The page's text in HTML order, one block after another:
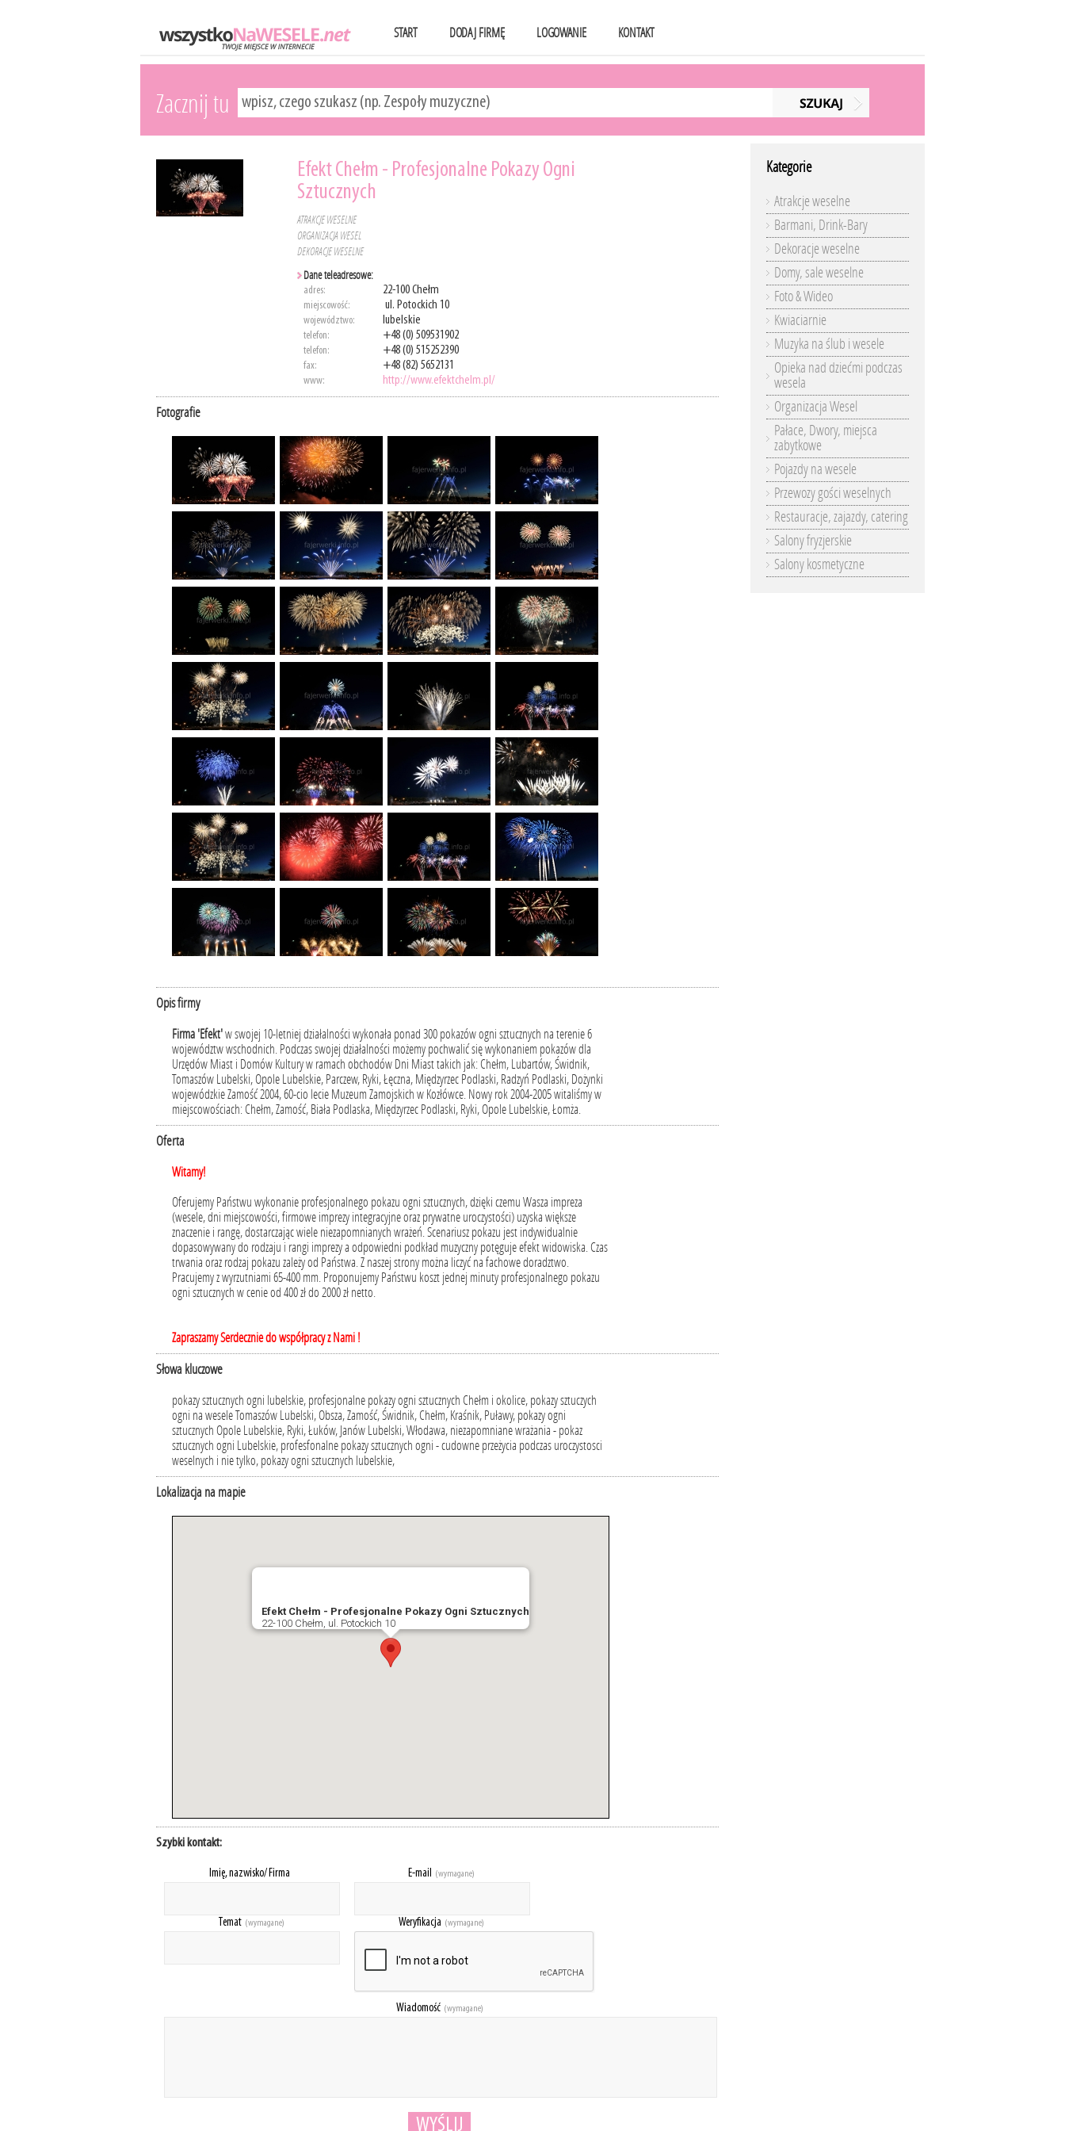
START DODAJ FIRMĘ LOGOWANIE KONTAKT
Zacznij tu
Efekt Chełm - Profesjonalne Pokazy Ogni
Sztucznych
ATRAKCJE WESELNE
ORGANIZACJA WESEL
DEKORACJE WESELNE
Dane teleadresowe:
adres: 22-100 Chełm
miejscowość: ul. Potockich 10
województwo: lubelskie
telefon: +48 (0) 509531902
telefon: +48 (0) 515252390
fax: +48 (82) 5652131
www: http://www.efektchelm.pl/
Fotografie
Opis firmy
Firma 'Efekt'w swojej 10-letniej działalności wykonała ponad 300 pokazów ogni sztucznych na terenie 6
województw wschodnich. Podczas swojej działalności możemy pochwalić się wykonaniem pokazów dla
Urzędów Miast i Domów Kultury w ramach obchodów Dni Miast takich jak: Chełm, Lubartów, Świdnik,
Tomaszów Lubelski, Opole Lubelskie, Parczew, Ryki, Łęczna, Międzyrzec Podlaski, Radzyń Podlaski, Dożynki
wojewódzkie Zamość 2004, 60-cio lecie Muzeum Zamojskich w Kozłówce. Nowy rok 2004-2005 witaliśmy w
miejscowościach: Chełm, Zamość, Biała Podlaska, Międzyrzec Podlaski, Ryki, Opole Lubelskie, Łomża.
Oferta
Witamy!
Oferujemy Państwu wykonanie profesjonalnego pokazu ogni sztucznych, dzięki czemu Wasza impreza
(wesele, dni miejscowości, firmowe imprezy integracyjne oraz prywatne uroczystości) uzyska większe
znaczenie i rangę, dostarczając wiele niezapomnianych wrażeń. Scenariusz pokazu jest indywidualnie
dopasowywany do rodzaju i rangi imprezy a odpowiedni podkład muzyczny potęguje efekt widowiska. Czas
trwania oraz rodzaj pokazu zależy od Państwa. Z naszej strony można liczyć na fachowe doradztwo.
Pracujemy z wyrzutniami 65-400 mm. Proponujemy Państwu koszt jednej minuty profesjonalnego pokazu
ogni sztucznych w cenie od 400 zł do 2000 zł netto.
Zapraszamy Serdecznie do współpracy z Nami !
Słowa kluczowe
pokazy sztucznych ogni lubelskie, profesjonalne pokazy ogni sztucznych Chełm i okolice, pokazy sztuczych
ogni na wesele Tomaszów Lubelski, Obsza, Zamość, Świdnik, Chełm, Kraśnik, Puławy, pokazy ogni
sztucznych Opole Lubelskie, Ryki, Łuków, Janów Lubelski, Włodawa, niezapomniane wrażania - pokaz
sztucznych ogni Lubelskie, profesfonalne pokazy sztucznych ogni - cudowne przeżycia podczas uroczystosci
weselnych i nie tylko, pokazy ogni sztucznych lubelskie,
Lokalizacja na mapie
Efekt Chełm - Profesjonalne Pokazy Ogni Sztucznych
22-100 Chełm, ul. Potockich 10
Szybki kontakt:
Imię, nazwisko/ Firma E-mail (wymagane)
Temat (wymagane) Weryfikacja (wymagane)
Wiadomość (wymagane)
WYŚLIJ
Kategorie
Atrakcje weselne
Barmani, Drink-Bary
Dekoracje weselne
Domy, sale weselne
Foto & Wideo
Kwiaciarnie
Muzyka na ślub i wesele
Opieka nad dziećmi podczas
wesela
Organizacja Wesel
Pałace, Dwory, miejsca
zabytkowe
Pojazdy na wesele
Przewozy gości weselnych
Restauracje, zajazdy, catering
Salony fryzjerskie
Salony kosmetyczne